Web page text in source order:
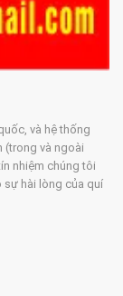
và hệ thống
(trong và ngoài
nhiệm chúng tôi
sự hài lòng của quí